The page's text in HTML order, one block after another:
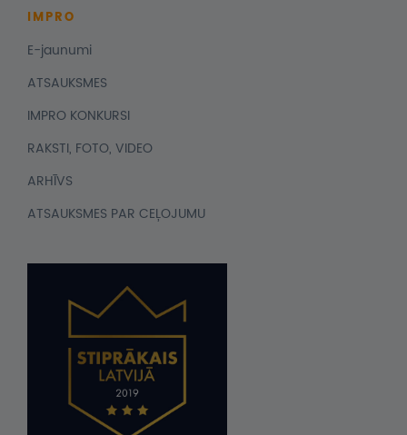
IMPRO
E-jaunumi
ATSAUKSMES
IMPRO KONKURSI
RAKSTI, FOTO, VIDEO
ARHĪVS
ATSAUKSMES PAR CEĻOJUMU